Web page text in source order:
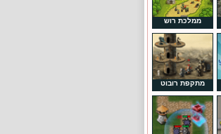
ממלכת רוש
מתקפת רובוט